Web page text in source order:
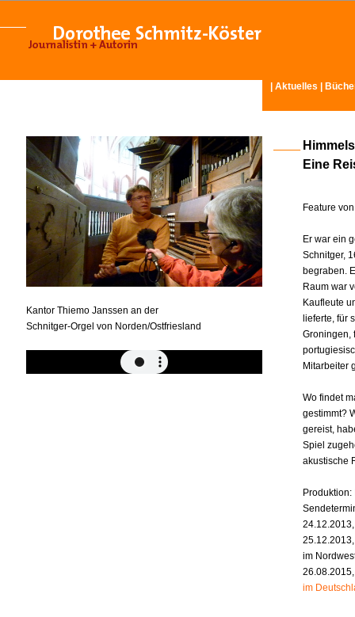
Aktuelles
Kantor Thiemo Janssen an der
Schnitger-Orgel von Norden/Ostfriesland
Eine
Feature
Er war ein
Schnitger,
begraben.
Raum war
Kaufleute
lieferte, für
Groningen,
Mitarbeiter
Wo findet
gestimmt?
gereist,
Spiel
akustische
im
im